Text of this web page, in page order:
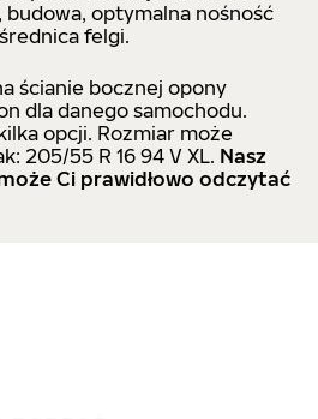
optymalna nośność
felgi.
ścianie bocznej opony
dla danego samochodu.
opcji. Rozmiar może
205/55 R 16 94 V XL. Nasz
Ci prawidłowo odczytać